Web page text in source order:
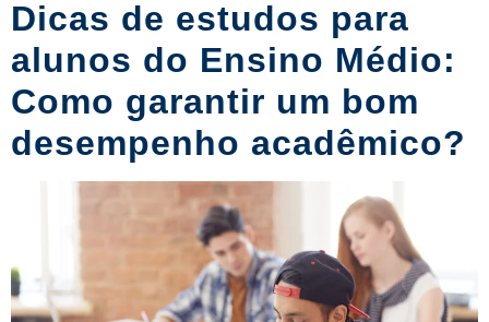
Dicas de estudos para
alunos do Ensino Médio:
Como garantir um bom
desempenho acadêmico?